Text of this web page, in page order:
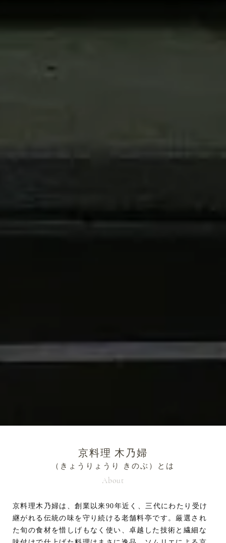
京料理 木乃婦
（きょうりょうり きのぶ）とは
About
京料理木乃婦は、創業以来90年近く、三代にわたり受け
継がれる伝統の味を守り続ける老舗料亭です。厳選され
た旬の食材を惜しげもなく使い、卓越した技術と繊細な